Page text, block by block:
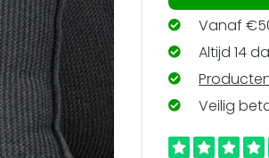
Vanaf
Altijd 14
Veilig